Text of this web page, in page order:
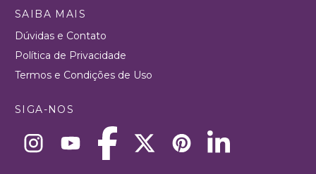
SAIBA MAIS
Dúvidas e Contato
Política de Privacidade
Termos e Condições de Uso
SIGA-NOS